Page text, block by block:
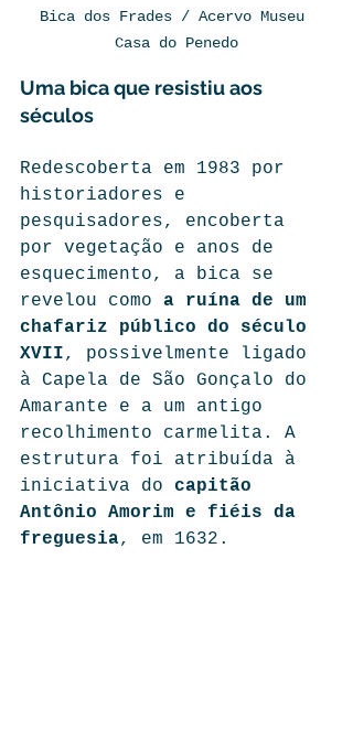
Bica dos Frades / Acervo Museu
Casa do Penedo
Uma bica que resistiu aos
séculos
Redescoberta em 1983 por
historiadores e
pesquisadores, encoberta
por vegetação e anos de
esquecimento, a bica se
revelou como a ruína de um
chafariz público do século
XVII, possivelmente ligado
à Capela de São Gonçalo do
Amarante e a um antigo
recolhimento carmelita. A
estrutura foi atribuída à
iniciativa do capitão
Antônio Amorim e fiéis da
freguesia, em 1632.